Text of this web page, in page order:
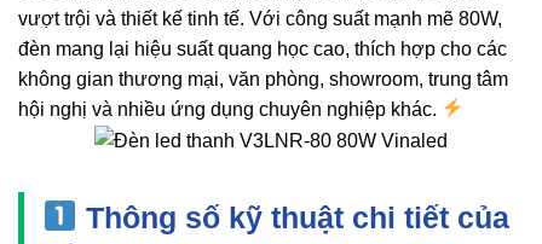
vượt trội và thiết kế tinh tế. Với công suất mạnh mẽ 80W,
đèn mang lại hiệu suất quang học cao, thích hợp cho các
không gian thương mại, văn phòng, showroom, trung tâm
hội nghị và nhiều ứng dụng chuyên nghiệp khác.
Thông số kỹ thuật chi tiết của